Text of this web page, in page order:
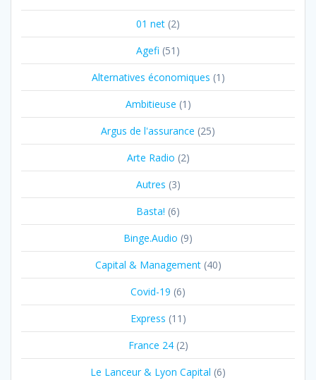
01 net (2)
Agefi (51)
Alternatives économiques (1)
Ambitieuse (1)
Argus de l'assurance (25)
Arte Radio (2)
Autres (3)
Basta! (6)
Binge.Audio (9)
Capital & Management(40)
Covid-19 (6)
Express (11)
France 24(2)
Le Lanceur & Lyon Capital (6)